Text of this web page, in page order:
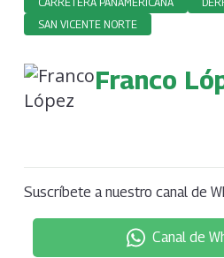
SAN VICENTE NORTE
Franco
Suscríbete a nuestro canal de
Canal de